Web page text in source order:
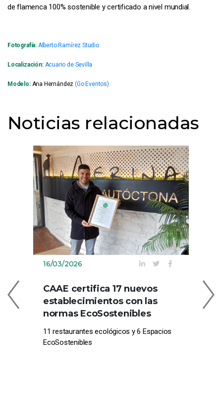
de flamenca 100% sostenible y certificado a nivel mundial.
Fotografía: Alberto Ramírez Studio
Localización: Acuario de Sevilla
Modelo:Ana Hernández(Go Eventos)
Noticias relacionadas
16/03/2026
CAAE certifica 17 nuevos
establecimientos con las
normas EcoSostenibles
11 restaurantes ecológicos y 6 Espacios
EcoSostenibles